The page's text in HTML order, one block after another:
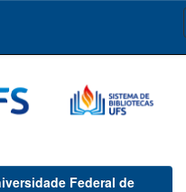
Federal de